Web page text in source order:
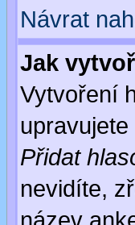
Návrat
Jak
Vytvoření
Přidat
nevidíte,